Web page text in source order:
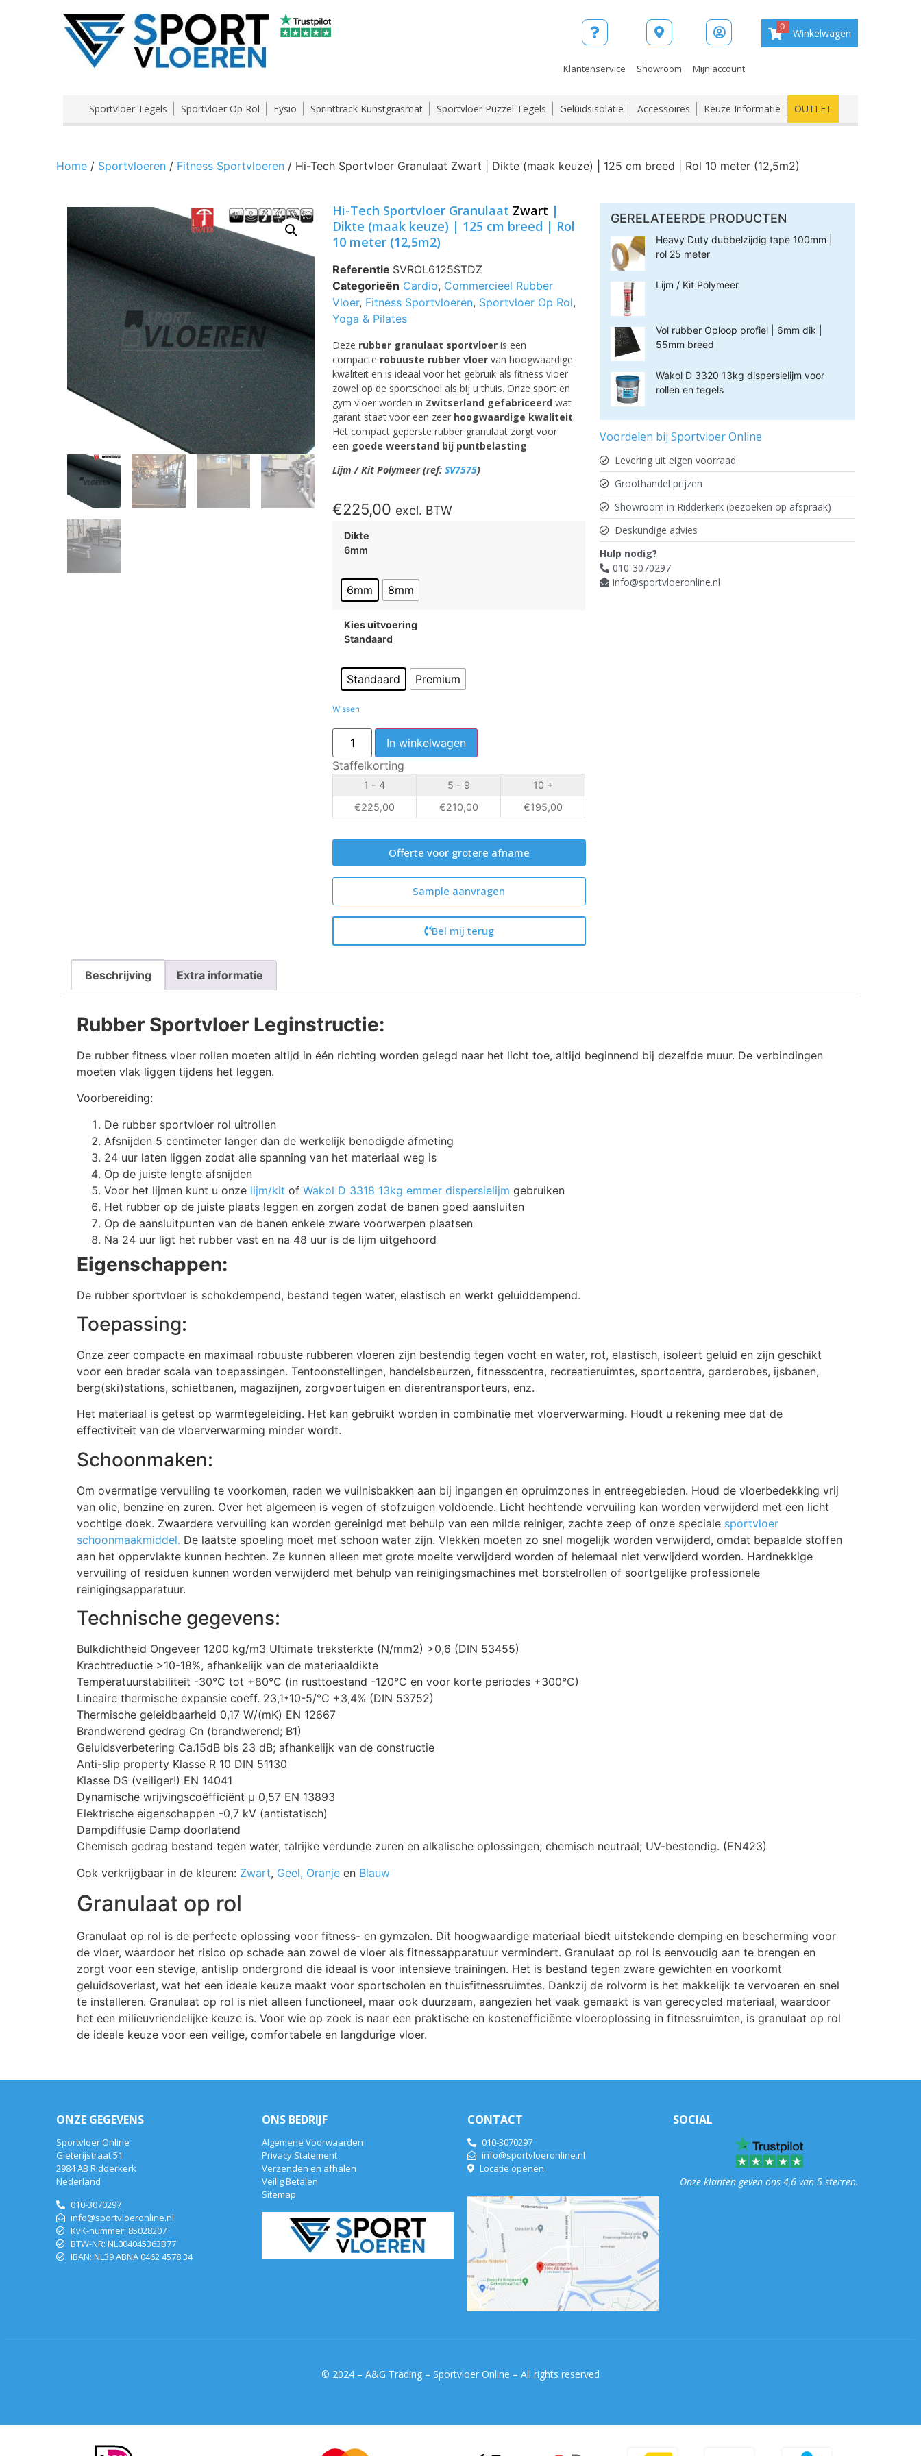
Klantenservice Showroom Mijn account
Winkelwagen
0
Sportvloer Tegels Sportvloer Op Rol Fysio Sprinttrack Kunstgrasmat Sportvloer Puzzel Tegels Geluidsisolatie Accessoires Keuze Informatie OUTLET
Home / Sportvloeren / Fitness Sportvloeren / Hi-Tech Sportvloer Granulaat Zwart | Dikte (maak keuze) | 125 cm breed | Rol 10 meter (12,5m2)
Hi-Tech Sportvloer Granulaat Zwart |
Dikte (maak keuze) | 125 cm breed | Rol
10 meter (12,5m2)
Referentie SVROL6125STDZ
Categorieën Cardio, Commercieel Rubber
Vloer, Fitness Sportvloeren, Sportvloer Op Rol,
Yoga & Pilates
Deze rubber granulaat sportvloer is een
compacte robuuste rubber vloer van hoogwaardige
kwaliteit en is ideaal voor het gebruik als fitness vloer
zowel op de sportschool als bij u thuis. Onze sport en
gym vloer worden in Zwitserland gefabriceerdwat
garant staat voor een zeer hoogwaardige kwaliteit.
Het compact geperste rubber granulaat zorgt voor
een goede weerstand bij puntbelasting.
Lijm / Kit Polymeer (ref:SV7575)
€225,00 excl. BTW
Dikte
6mm
6mm 8mm
Kies uitvoering
Standaard
Standaard Premium
Wissen
In winkelwagen
Staffelkorting
1 - 4 5 - 9
10 +
€225,00 €210,00 €195,00
Offerte voor grotere afname
Sample aanvragen
Bel mij terug
GERELATEERDE PRODUCTEN
Heavy Duty dubbelzijdig tape 100mm |
rol 25 meter
Lijm / Kit Polymeer
Vol rubber Oploop profiel | 6mm dik |
55mm breed
Wakol D 3320 13kg dispersielijm voor
rollen en tegels
Voordelen bij Sportvloer Online
Levering uit eigen voorraad
Groothandel prijzen
Showroom in Ridderkerk (bezoeken op afspraak)
Deskundige advies
Hulp nodig?
010-3070297
info@sportvloeronline.nl
Beschrijving Extra informatie
Rubber Sportvloer Leginstructie:
De rubber fitness vloer rollen moeten altijd in één richting worden gelegd naar het licht toe, altijd beginnend bij dezelfde muur. De verbindingen
moeten vlak liggen tijdens het leggen.
Voorbereiding:
De rubber sportvloer rol uitrollen
Afsnijden 5 centimeter langer dan de werkelijk benodigde afmeting
24 uur laten liggen zodat alle spanning van het materiaal weg is
Op de juiste lengte afsnijden
Voor het lijmen kunt u onze lijm/kit of Wakol D 3318 13kg emmer dispersielijm gebruiken
Het rubber op de juiste plaats leggen en zorgen zodat de banen goed aansluiten
Op de aansluitpunten van de banen enkele zware voorwerpen plaatsen
Na 24 uur ligt het rubber vast en na 48 uur is de lijm uitgehoord
Eigenschappen:
De rubber sportvloer is schokdempend, bestand tegen water, elastisch en werkt geluiddempend.
Toepassing:
Onze zeer compacte en maximaal robuuste rubberen vloeren zijn bestendig tegen vocht en water, rot, elastisch, isoleert geluid en zijn geschikt
voor een breder scala van toepassingen. Tentoonstellingen, handelsbeurzen, fitnesscentra, recreatieruimtes, sportcentra, garderobes, ijsbanen,
berg(ski)stations, schietbanen, magazijnen, zorgvoertuigen en dierentransporteurs, enz.
Het materiaal is getest op warmtegeleiding. Het kan gebruikt worden in combinatie met vloerverwarming. Houdt u rekening mee dat de
effectiviteit van de vloerverwarming minder wordt.
Schoonmaken:
Om overmatige vervuiling te voorkomen, raden we vuilnisbakken aan bij ingangen en opruimzones in entreegebieden. Houd de vloerbedekking vrij
van olie, benzine en zuren. Over het algemeen is vegen of stofzuigen voldoende. Licht hechtende vervuiling kan worden verwijderd met een licht
vochtige doek. Zwaardere vervuiling kan worden gereinigd met behulp van een milde reiniger, zachte zeep of onze speciale sportvloer
schoonmaakmiddel. De laatste spoeling moet met schoon water zijn. Vlekken moeten zo snel mogelijk worden verwijderd, omdat bepaalde stoffen
aan het oppervlakte kunnen hechten. Ze kunnen alleen met grote moeite verwijderd worden of helemaal niet verwijderd worden. Hardnekkige
vervuiling of residuen kunnen worden verwijderd met behulp van reinigingsmachines met borstelrollen of soortgelijke professionele
reinigingsapparatuur.
Technische gegevens:
Bulkdichtheid Ongeveer 1200 kg/m3 Ultimate treksterkte (N/mm2) >0,6 (DIN 53455)
Krachtreductie >10-18%, afhankelijk van de materiaaldikte
Temperatuurstabiliteit -30°C tot +80°C (in rusttoestand -120°C en voor korte periodes +300°C)
Lineaire thermische expansie coeff. 23,1*10-5/°C +3,4% (DIN 53752)
Thermische geleidbaarheid 0,17 W/(mK) EN 12667
Brandwerend gedrag Cn (brandwerend; B1)
Geluidsverbetering Ca.15dB bis 23 dB; afhankelijk van de constructie
Anti-slip property Klasse R 10 DIN 51130
Klasse DS (veiliger!) EN 14041
Dynamische wrijvingscoëfficiënt μ 0,57 EN 13893
Elektrische eigenschappen -0,7 kV (antistatisch)
Dampdiffusie Damp doorlatend
Chemisch gedrag bestand tegen water, talrijke verdunde zuren en alkalische oplossingen; chemisch neutraal; UV-bestendig. (EN423)
Ook verkrijgbaar in de kleuren: Zwart, Geel, Oranje en Blauw
Granulaat op rol
Granulaat op rol is de perfecte oplossing voor fitness- en gymzalen. Dit hoogwaardige materiaal biedt uitstekende demping en bescherming voor
de vloer, waardoor het risico op schade aan zowel de vloer als fitnessapparatuur vermindert. Granulaat op rol is eenvoudig aan te brengen en
zorgt voor een stevige, antislip ondergrond die ideaal is voor intensieve trainingen. Het is bestand tegen zware gewichten en voorkomt
geluidsoverlast, wat het een ideale keuze maakt voor sportscholen en thuisfitnessruimtes. Dankzij de rolvorm is het makkelijk te vervoeren en snel
te installeren. Granulaat op rol is niet alleen functioneel, maar ook duurzaam, aangezien het vaak gemaakt is van gerecycled materiaal, waardoor
het een milieuvriendelijke keuze is. Voor wie op zoek is naar een praktische en kostenefficiënte vloeroplossing in fitnessruimten, is granulaat op rol
de ideale keuze voor een veilige, comfortabele en langdurige vloer.
ONZE GEGEVENS
Sportvloer Online
Gieterijstraat 51
2984 AB Ridderkerk
Nederland
010-3070297
info@sportvloeronline.nl
KvK-nummer: 85028207
BTW-NR: NL004045363B77
IBAN: NL39 ABNA 0462 4578 34
ONS BEDRIJF
Algemene Voorwaarden
Privacy Statement
Verzenden en afhalen
Veilig Betalen
Sitemap
CONTACT
010-3070297
info@sportvloeronline.nl
Locatie openen
SOCIAL
Onze klanten geven ons 4,6 van 5 sterren.
© 2024 – A&G Trading – Sportvloer Online – All rights reserved